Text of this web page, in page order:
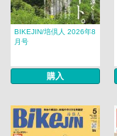
BIKEJIN/培倶人 2026年8
月号
購入